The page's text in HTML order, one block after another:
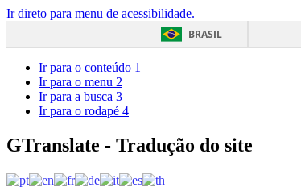
Ir direto para menu de acessibilidade.
BRASIL
Ir para o conteúdo 1
Ir para o menu 2
Ir para a busca 3
Ir para o rodapé 4
GTranslate - Tradução do site